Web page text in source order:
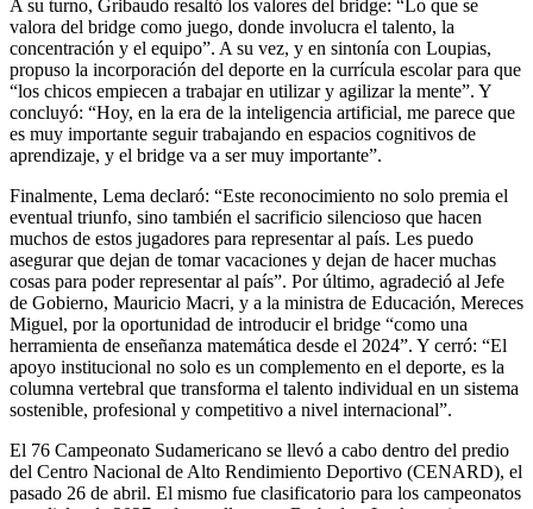
A su turno, Gribaudo resaltó los valores del bridge: “Lo que se
valora del bridge como juego, donde involucra el talento, la
concentración y el equipo”. A su vez, y en sintonía con Loupias,
propuso la incorporación del deporte en la currícula escolar para que
“los chicos empiecen a trabajar en utilizar y agilizar la mente”. Y
concluyó: “Hoy, en la era de la inteligencia artificial, me parece que
es muy importante seguir trabajando en espacios cognitivos de
aprendizaje, y el bridge va a ser muy importante”.
Finalmente, Lema declaró: “Este reconocimiento no solo premia el
eventual triunfo, sino también el sacrificio silencioso que hacen
muchos de estos jugadores para representar al país. Les puedo
asegurar que dejan de tomar vacaciones y dejan de hacer muchas
cosas para poder representar al país”. Por último, agradeció al Jefe
de Gobierno, Mauricio Macri, y a la ministra de Educación, Mereces
Miguel, por la oportunidad de introducir el bridge “como una
herramienta de enseñanza matemática desde el 2024”. Y cerró: “El
apoyo institucional no solo es un complemento en el deporte, es la
columna vertebral que transforma el talento individual en un sistema
sostenible, profesional y competitivo a nivel internacional”.
El 76 Campeonato Sudamericano se llevó a cabo dentro del predio
del Centro Nacional de Alto Rendimiento Deportivo (CENARD), el
pasado 26 de abril. El mismo fue clasificatorio para los campeonatos